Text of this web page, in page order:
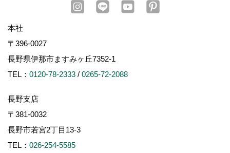
本社
〒396-0027
長野県伊那市ますみヶ丘7352-1
TEL： 0120-78-2333 / 0265-72-2088
長野支店
〒381-0032
長野市若宮2丁目13-3
TEL： 026-254-5585